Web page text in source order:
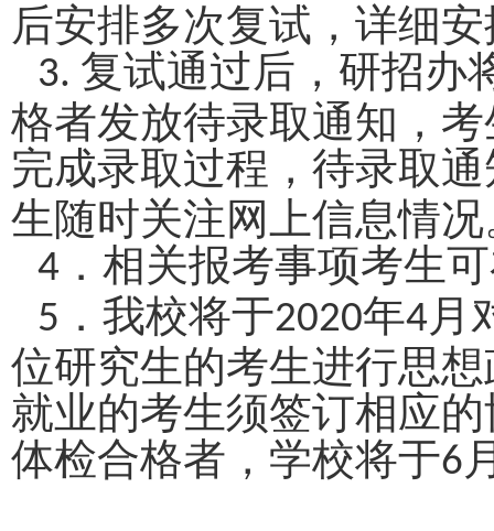
后安排多次复试，详细
3. 复试通过后，研招办
格者发放待录取通知，
完成录取过程，待录取
生随时关注网上信息情况
4 ．相关报考事项考生
5 ．我校将于2020年4 月
位研究生的考生进行思
就业的考生须签订相应
体检合格者，学校将于6